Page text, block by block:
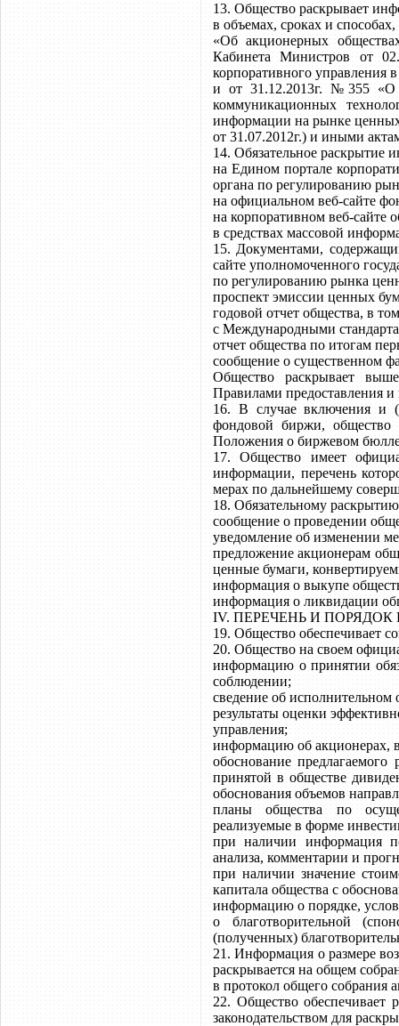
13. Общество раскрывает
в объемах, сроках и
«Об акционерных
Кабинета Министров от
корпоративного управления
и от 31.12.2013г. №355 «О
коммуникационных
информации на рынке
от 31.07.2012г.) и иными
14. Обязательное раскрытие
на Едином портале
органа по регулированию
на официальном веб-сайте
на корпоративном веб-сайте
в средствах массовой
15. Документами,
сайте уполномоченного
по регулированию рынка
проспект эмиссии ценных
годовой отчет общества, в
с Международными
отчет общества по итогам
сообщение о существенном
Общество раскрывает
Правилами предоставления
16. В случае включения и
фондовой биржи, общество
Положения о биржевом
17. Общество имеет
информации, перечень
мерах по дальнейшему
18. Обязательному
сообщение о проведении
уведомление об изменении
предложение акционерам
ценные бумаги,
информация о выкупе
информация о ликвидации
IV. ПЕРЕЧЕНЬ И
19. Общество обеспечивает
20. Общество на своем
информацию о принятии
соблюдении;
сведение об исполнительном
результаты оценки
управления;
информацию об акционерах,
обоснование
принятой в обществе
обоснования объемов
планы общества по
реализуемые в форме
при наличии информация
анализа, комментарии и
при наличии значение
капитала общества с
информацию о порядке,
о благотворительной
(полученных)
21. Информация о размере
раскрывается на общем
в протокол общего собрания
22. Общество обеспечивает
законодательством для